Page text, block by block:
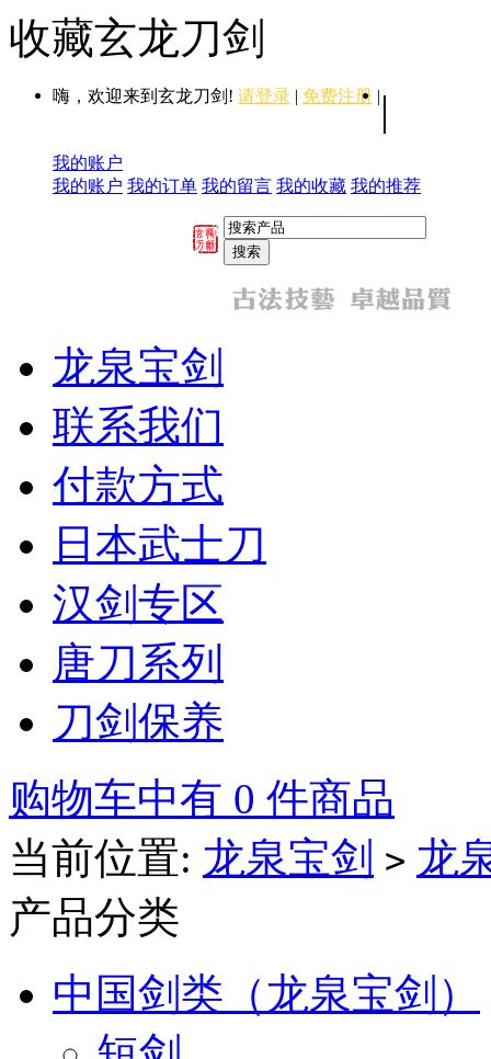
收藏玄龙刀剑
嗨，欢迎来到玄龙刀剑! 请登录 | 免费注册 | |
我的账户
我的账户 我的订单 我的留言 我的收藏 我的推荐
龙泉宝剑
联系我们
付款方式
日本武士刀
汉剑专区
唐刀系列
刀剑保养
购物车中有 0 件商品
当前位置: 龙泉宝剑 > 龙
产品分类
中国剑类（龙泉宝剑）